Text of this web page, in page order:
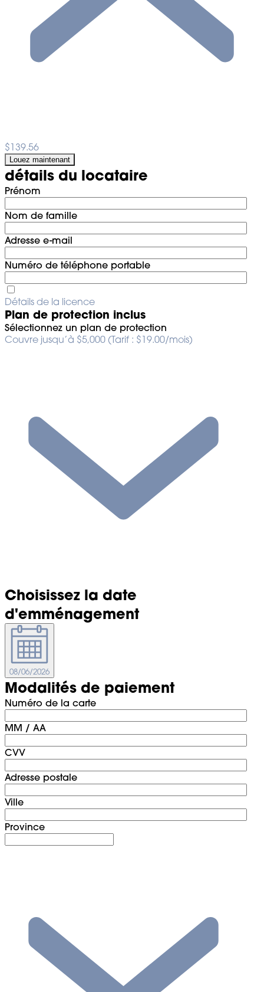
$139.56
Louez maintenant
détails du locataire
Prénom
Nom de famille
Adresse e-mail
Numéro de téléphone portable
Détails de la licence
Plan de protection inclus
Sélectionnez un plan de protection
Couvre jusqu’à $5,000 (Tarif : $19.00/mois)
Choisissez la date
d'emménagement
08/06/2026
Modalités de paiement
Numéro de la carte
MM / AA
CVV
Adresse postale
Ville
Province